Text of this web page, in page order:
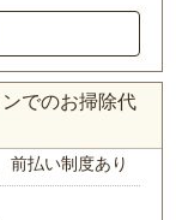
でのお掃除代
前払い制度あり